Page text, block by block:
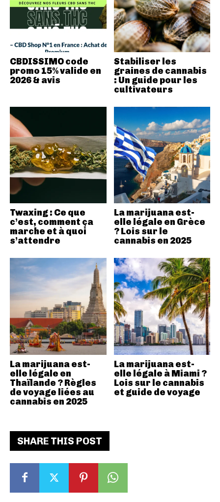
SHARE THIS POST
CBDISSIMO code
promo 15% valide en
2026 & avis
Stabiliser les
graines de cannabis
: Un guide pour les
cultivateurs
Twaxing : Ce que
c’est, comment ça
marche et à quoi
s’attendre
La marijuana est-
elle légale en Grèce
? Lois sur le
cannabis en 2025
La marijuana est-
elle légale en
Thaïlande ? Règles
de voyage liées au
cannabis en 2025
La marijuana est-
elle légale à Miami ?
Lois sur le cannabis
et guide de voyage